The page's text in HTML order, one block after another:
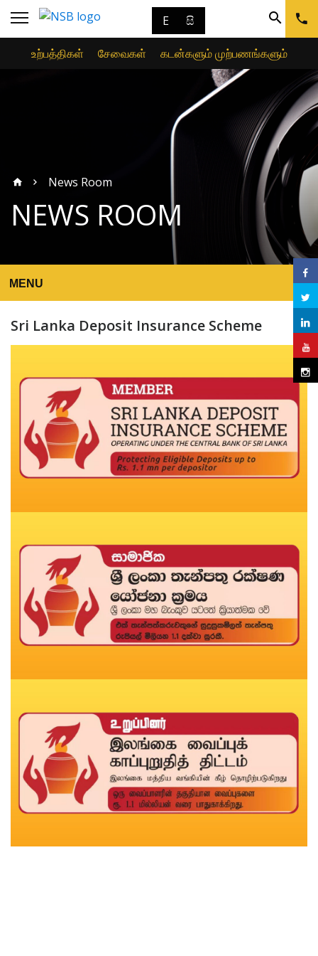
E සි
உற்பத்திகள் சேவைகள் கடன்களும் முற்பணங்களும்
News Room
NEWS ROOM
MENU
Sri Lanka Deposit Insurance Scheme